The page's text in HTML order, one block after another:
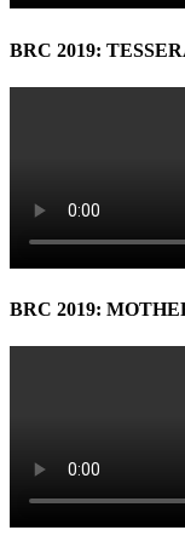
BRC 2019:
BRC 2019: